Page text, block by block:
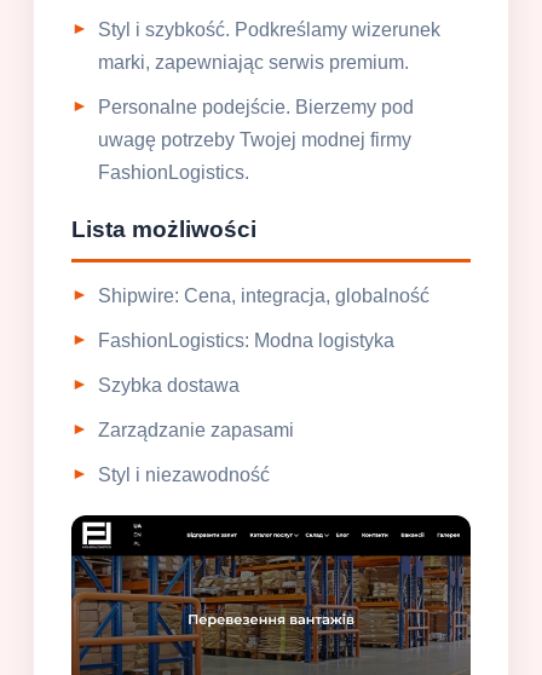
Styl i szybkość. Podkreślamy wizerunek
marki, zapewniając serwis premium.
Personalne podejście. Bierzemy pod
uwagę potrzeby Twojej modnej firmy
FashionLogistics.
Lista możliwości
Shipwire: Cena, integracja, globalność
FashionLogistics: Modna logistyka
Szybka dostawa
Zarządzanie zapasami
Styl i niezawodność